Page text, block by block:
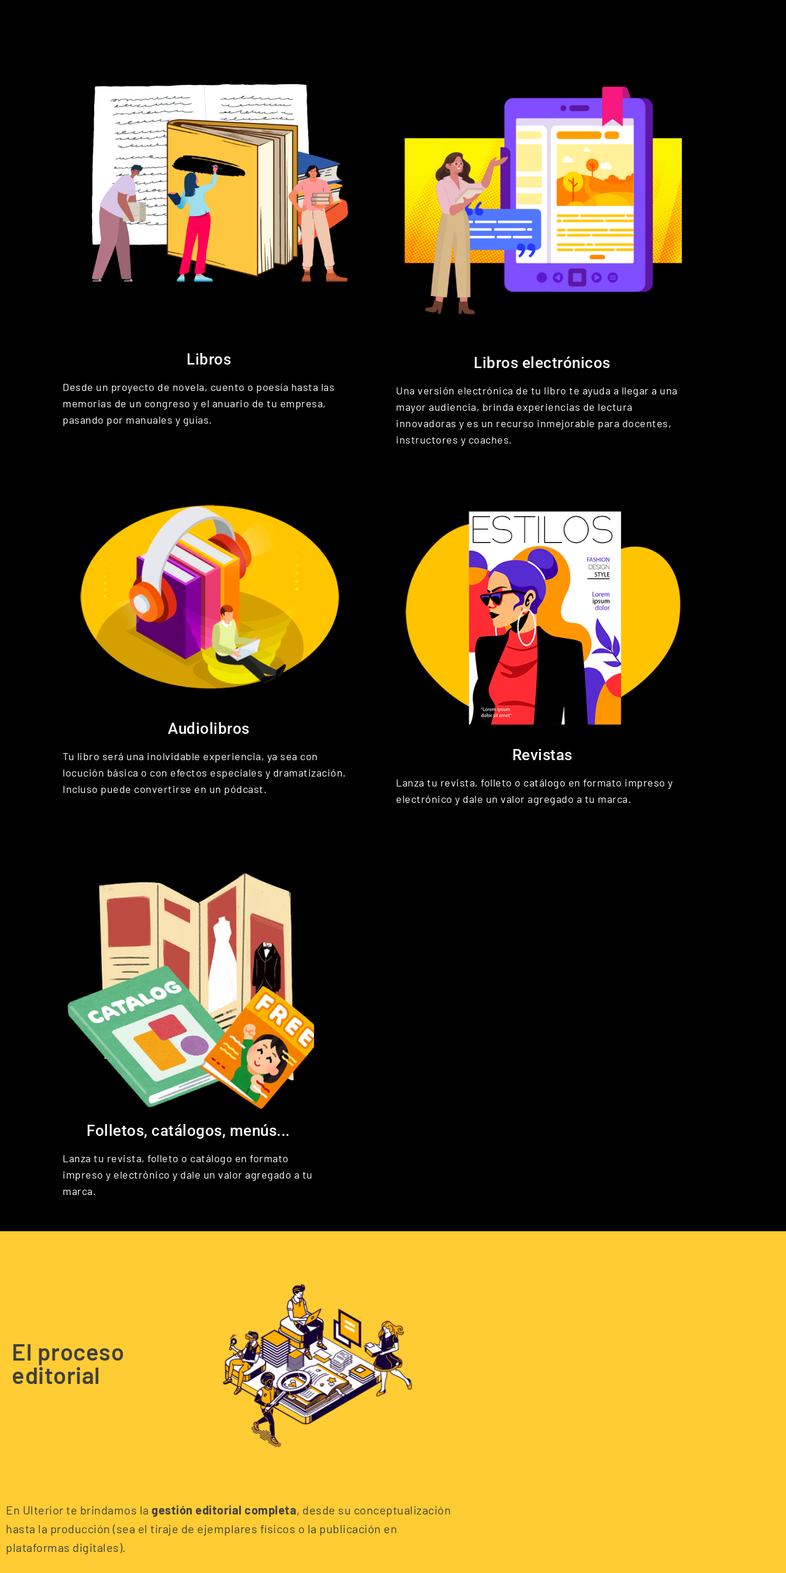
Libros
Desde un proyecto de novela, cuento o poesía hasta las
memorias de un congreso y el anuario de tu empresa,
pasando por manuales y guías.
Libros electrónicos
Una versión electrónica de tu libro te ayuda a llegar a una
mayor audiencia, brinda experiencias de lectura
innovadoras y es un recurso inmejorable para docentes,
instructores y coaches.
Audiolibros
Tu libro será una inolvidable experiencia, ya sea con
locución básica o con efectos especiales y dramatización.
Incluso puede convertirse en un pódcast.
Revistas
Lanza tu revista, folleto o catálogo en formato impreso y
electrónico y dale un valor agregado a tu marca.​
Folletos, catálogos, menús...
Lanza tu revista, folleto o catálogo en formato
impreso y electrónico y dale un valor agregado a tu
marca.​
El proceso
editorial
En Ulterior te brindamos la gestión editorial completa, desde su conceptualización
hasta la producción (sea el tiraje de ejemplares físicos o la publicación en
plataformas digitales).